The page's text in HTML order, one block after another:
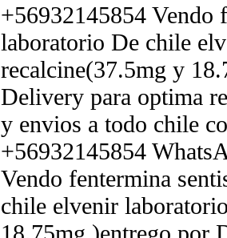
+56932145854 Vendo
laboratorio De chile
recalcine(37.5mg y
Delivery para optima
y envios a todo chile
+56932145854
Vendo fentermina
chile elvenir
18.75mg )entrego por